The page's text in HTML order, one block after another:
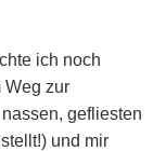
ich noch
Weg zur
gefliesten
und mir